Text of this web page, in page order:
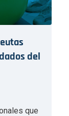
del
que